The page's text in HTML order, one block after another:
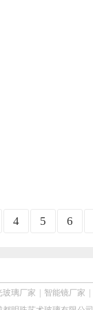
4 5 6
玻璃厂家 智能镜厂家